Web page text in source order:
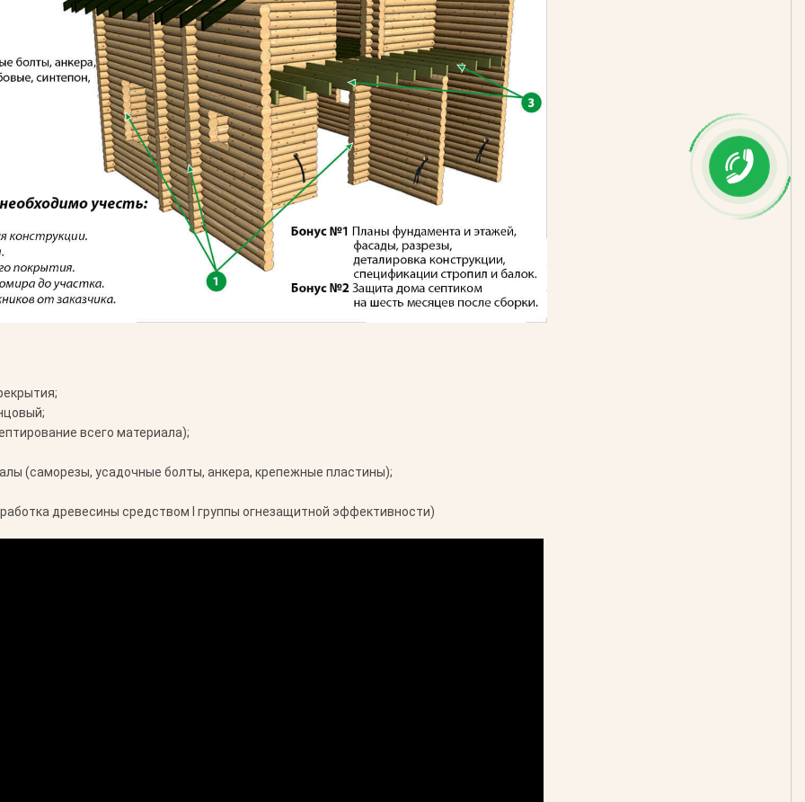
всего материала);
(саморезы, усадочные болты, анкера, крепежные пластины);
древесины средством I группы огнезащитной эффективности)